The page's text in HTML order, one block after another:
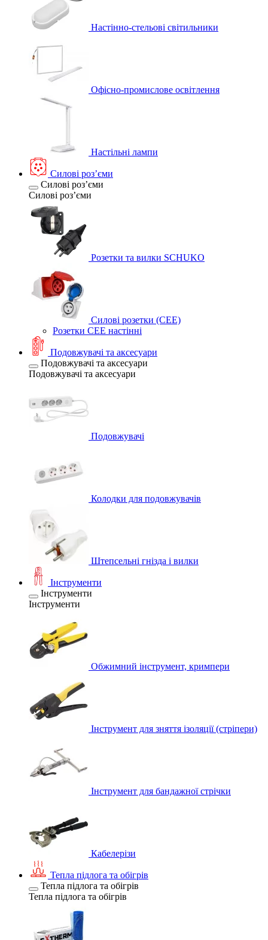
Настінно-стельові світильники
Офісно-промислове освітлення
Настільні лампи
Силові розʼєми
Силові розʼєми
Силові розʼєми
Розетки та вилки SCHUKO
Силові розетки (CEE)
Розетки CEE настінні
Подовжувачі та аксесуари
Подовжувачі та аксесуари
Подовжувачі та аксесуари
Подовжувачі
Колодки для подовжувачів
Штепсельні гнізда і вилки
Інструменти
Інструменти
Інструменти
Обжимний інструмент, кримпери
Інструмент для зняття ізоляції (стріпери)
Інструмент для бандажної стрічки
Кабелерізи
Тепла підлога та обігрів
Тепла підлога та обігрів
Тепла підлога та обігрів